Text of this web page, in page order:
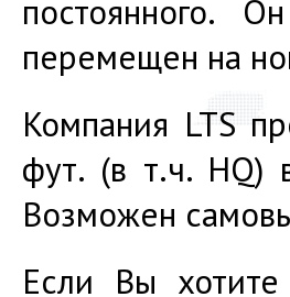
постоянного.
перемещен на
Компания LTS
фут. (в т.ч. HQ)
Возможен
Если Вы хотите